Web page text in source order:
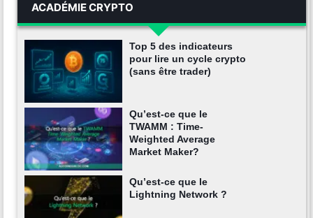
ACADÉMIE CRYPTO
Top 5 des indicateurs
pour lire un cycle crypto
(sans être trader)
Qu’est-ce que le
TWAMM : Time-
Weighted Average
Market Maker?
Qu’est-ce que le
Lightning Network ?